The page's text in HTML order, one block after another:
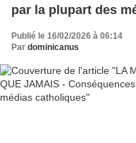
par la plupart des
Publié le 16/02/2026 à 06:14
Par dominicanus